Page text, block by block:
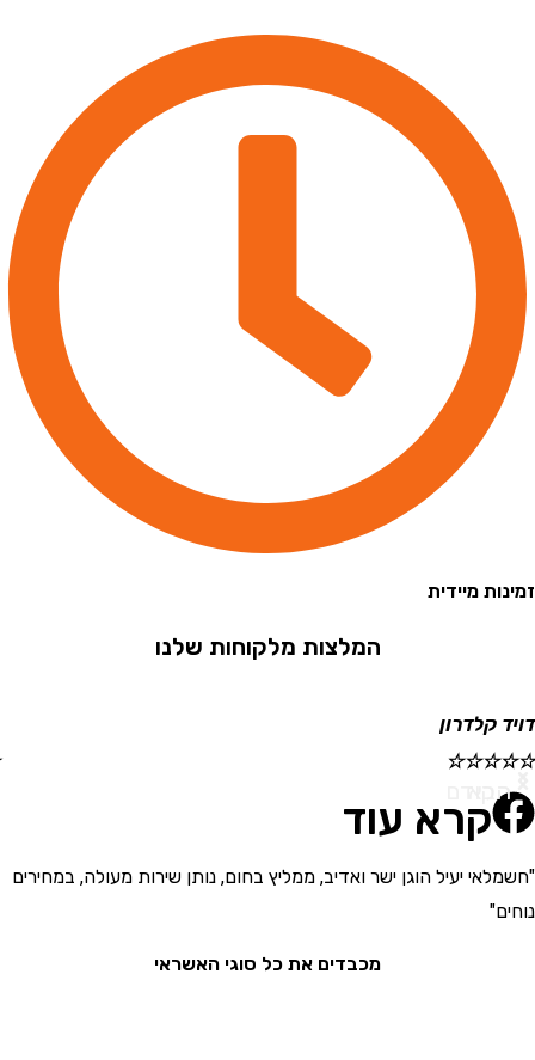
מיידית
המלצות מלקוחות שלנו
☆
☆
קרא עוד
יעיל הוגן ישר ואדיב, ממליץ בחום, נותן שירות מעולה, במחירים
מכבדים את כל סוגי האשראי